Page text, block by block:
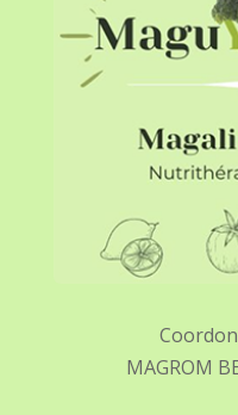
MAGROM